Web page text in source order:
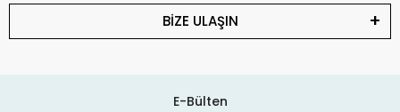
BİZE ULAŞIN
E-Bülten